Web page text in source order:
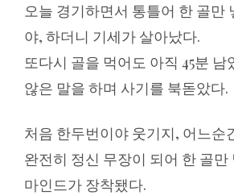
오늘 경기하면서 통틀어 한 골만
야, 하더니 기세가 살아났다.
또다시 골을 먹어도 아직 45분 남
않은 말을 하며 사기를 북돋았다.
처음 한두번이야 웃기지, 어느순
완전히 정신 무장이 되어 한 골만
마인드가 장착됐다.